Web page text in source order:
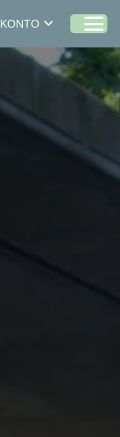
KONTO